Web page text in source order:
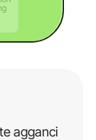
agganci